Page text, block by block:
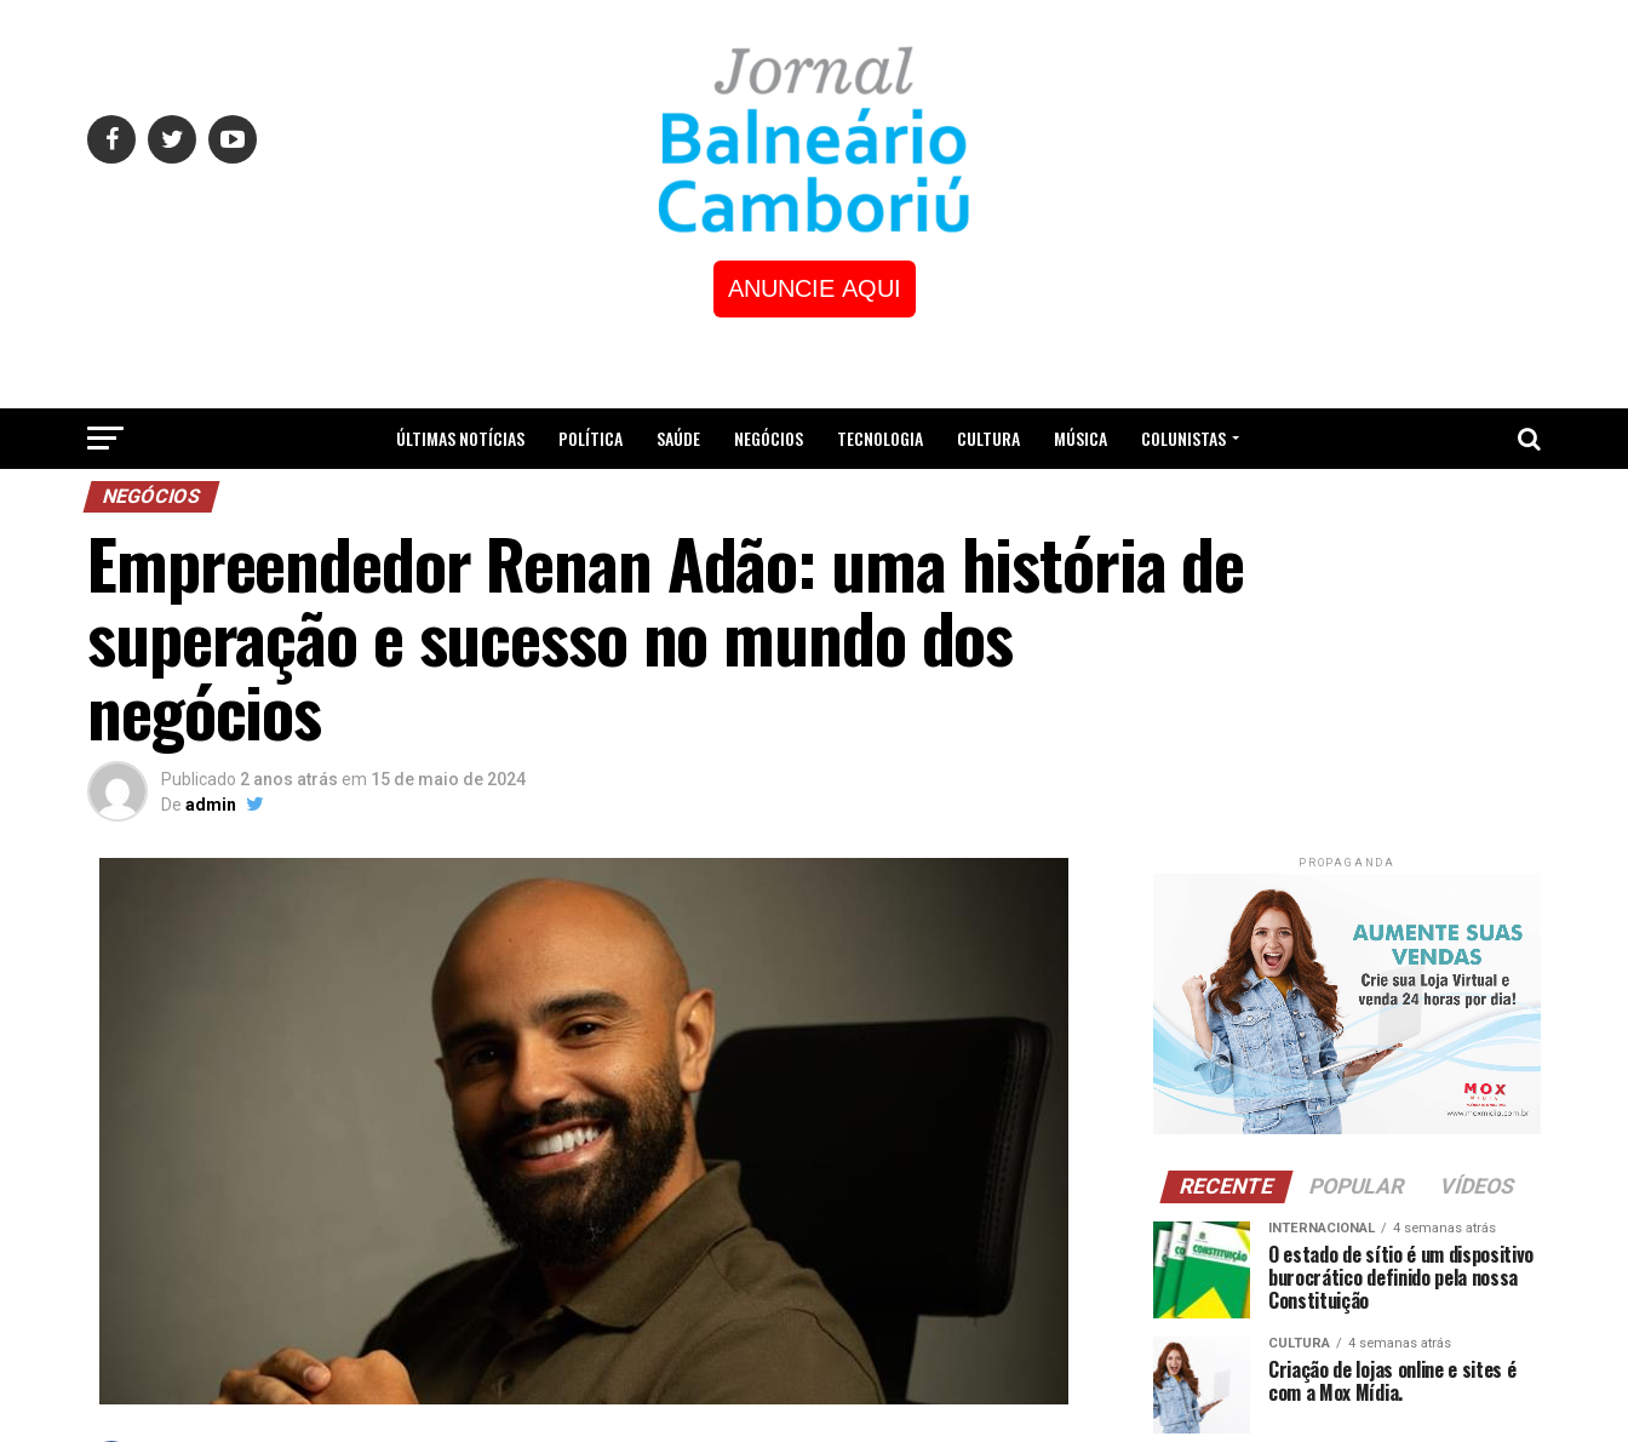
ANUNCIE AQUI
ÚLTIMAS NOTÍCIAS POLÍTICA SAÚDE NEGÓCIOS TECNOLOGIA CULTURA MÚSICA COLUNISTAS
NEGÓCIOS
Empreendedor Renan Adão: uma história de
superação e sucesso no mundo dos
negócios
Publicado 2 anos atrás em 15 de maio de 2024
De admin
PROPAGANDA
RECENTE POPULAR VÍDEOS
INTERNACIONAL 4 semanas atrás
O estado de sítio é um dispositivo
burocrático definido pela nossa
Constituição
CULTURA 4 semanas atrás
Criação de lojas online e sites é
com a Mox Mídia.